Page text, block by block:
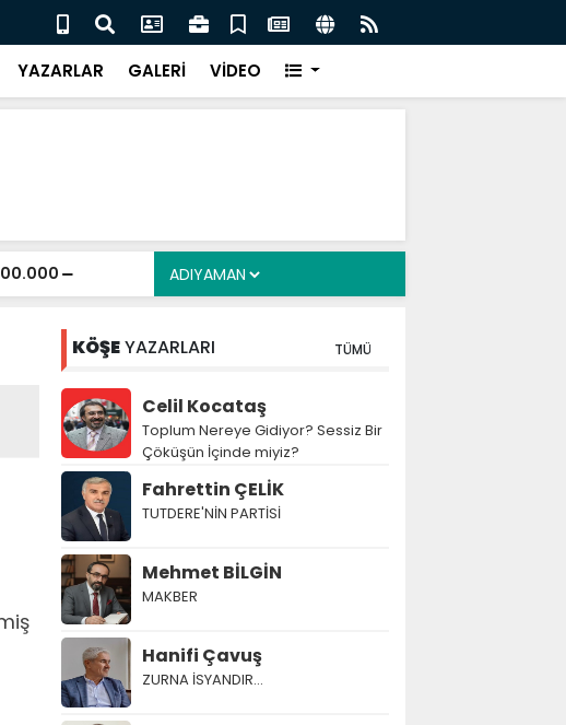
Çocuklara Yönelik Düzenleme Teklifi Görüşmeleri
YAZARLAR GALERİ VİDEO
00.000
KÖŞEYAZARLARI TÜMÜ
Celil Kocataş
Toplum Nereye Gidiyor? Sessiz Bir
Çöküşün İçinde miyiz?
Fahrettin ÇELİK
TUTDERE'NİN PARTİSİ
Mehmet BİLGİN
MAKBER
Hanifi Çavuş
ZURNA İSYANDIR...